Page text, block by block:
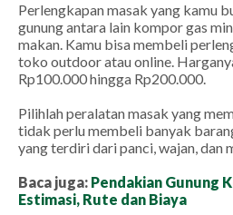
Perlengkapan masak yang kamu
gunung antara lain kompor gas
makan. Kamu bisa membeli
toko outdoor atau online.
Rp100.000 hingga Rp200.000.
Pilihlah peralatan masak yang
tidak perlu membeli banyak
yang terdiri dari panci, wajan, dan
Baca juga: Pendakian Gunung
Estimasi, Rute dan Biaya